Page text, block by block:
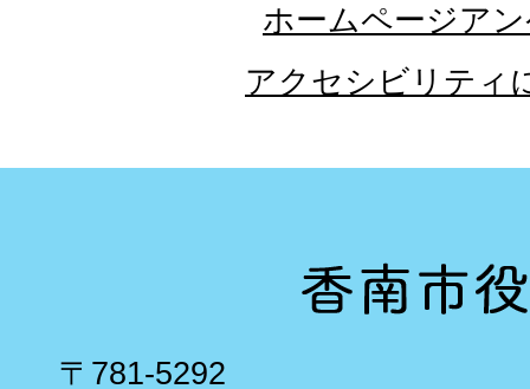
ホームページア
アクセシビリティ
〒781-5292